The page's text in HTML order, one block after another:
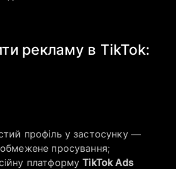
рекламу в TikTok:
профіль у застосунку —
просування;
платформуTikTok Ads